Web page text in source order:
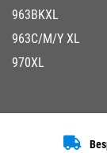
963BKXL
963C/M/Y XL
970XL